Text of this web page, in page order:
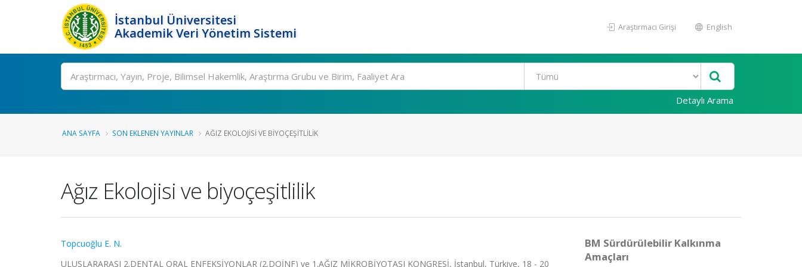
İstanbul Üniversitesi
Akademik Veri Yönetim Sistemi
Araştırmacı Girişi English
Ara
Detaylı Arama
ANA SAYFA SON EKLENEN YAYINLAR AĞIZ EKOLOJISI VE BIYOÇEŞITLILIK
Ağız Ekolojisi ve biyoçeşitlilik
Topcuoğlu E. N.
ULUSLARARASI 2.DENTAL ORAL ENFEKSİYONLAR (2.DOİNF) ve 1.AĞIZ MİKROBİYOTASI KONGRESİ, İstanbul, Türkiye, 18 - 20
BM Sürdürülebilir Kalkınma
Amaçları